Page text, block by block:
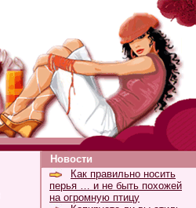
Новости
Как правильно носить
перья … и не быть похожей
на огромную птицу